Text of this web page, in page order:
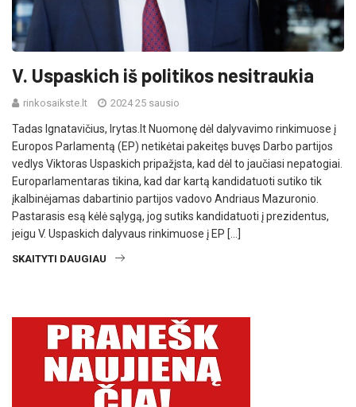
V. Uspaskich iš politikos nesitraukia
rinkosaikste.lt 2024 25 sausio
Tadas Ignatavičius, lrytas.lt Nuomonę dėl dalyvavimo rinkimuose į
Europos Parlamentą (EP) netikėtai pakeitęs buvęs Darbo partijos
vedlys Viktoras Uspaskich pripažįsta, kad dėl to jaučiasi nepatogiai.
Europarlamentaras tikina, kad dar kartą kandidatuoti sutiko tik
įkalbinėjamas dabartinio partijos vadovo Andriaus Mazuronio.
Pastarasis esą kėlė sąlygą, jog sutiks kandidatuoti į prezidentus,
jeigu V. Uspaskich dalyvaus rinkimuose į EP […]
SKAITYTI DAUGIAU